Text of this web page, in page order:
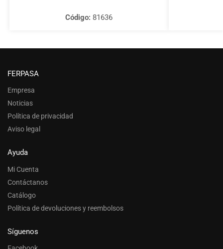
Código: 81636
FERPASA
Empresa
Noticias
Política de privacidad
Aviso legal
Ayuda
Mi Cuenta
Contáctanos
Catálogo
Política de devoluciones y reembolsos
Síguenos